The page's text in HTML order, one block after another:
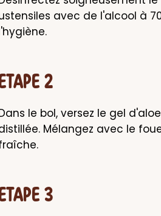
avec de l'alcool à
2
le bol, versez le gel
Mélangez avec le
3